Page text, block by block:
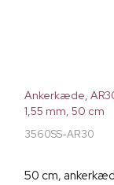
Ankerkæde,
1,55 mm, 50 cm
3560SS-AR30
50 cm,